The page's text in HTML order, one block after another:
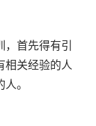
首先得有引
相关经验的人
。